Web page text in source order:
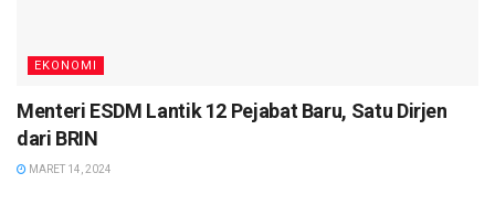
EKONOMI
Menteri ESDM Lantik 12 Pejabat Baru, Satu Dirjen
dari BRIN
MARET 14, 2024